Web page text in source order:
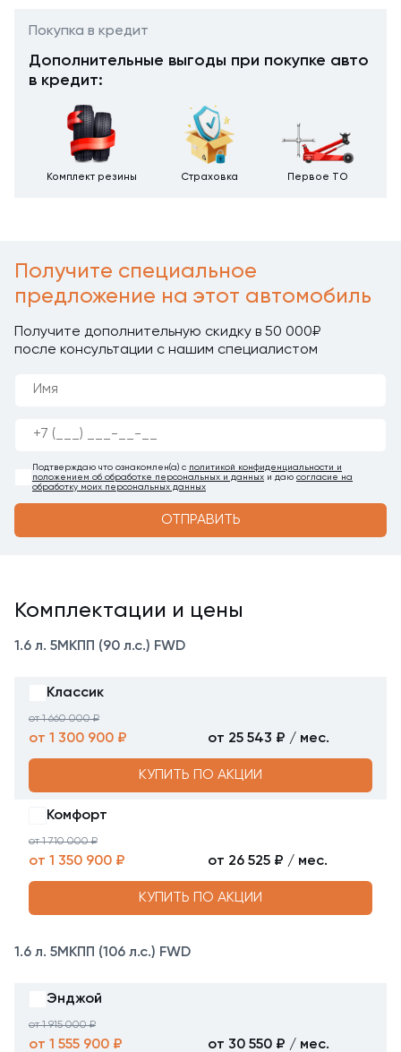
Покупка в кредит
Дополнительные выгоды при покупке авто
в кредит:
Комплект резины Страховка Первое ТО
Получите специальное
предложение на этот автомобиль
Получите дополнительную скидку в 50 000₽
после консультации с нашим специалистом
Подтверждаю что ознакомлен(а) с политикой конфиденциальности и
положением об обработке персональных и данных и даю согласие на
обработку моих персональных данных
ОТПРАВИТЬ
Комплектации и цены
1.6 л. 5МКПП (90 л.с.) FWD
Классик
от 1 660 000 ₽
от 1 300 900 ₽ от 25 543 ₽ / мес.
КУПИТЬ ПО АКЦИИ
Комфорт
от 1 710 000 ₽
от 1 350 900 ₽ от 26 525 ₽ / мес.
КУПИТЬ ПО АКЦИИ
1.6 л. 5МКПП (106 л.с.) FWD
Энджой
от 1 915 000 ₽
от 1 555 900 ₽ от 30 550 ₽ / мес.